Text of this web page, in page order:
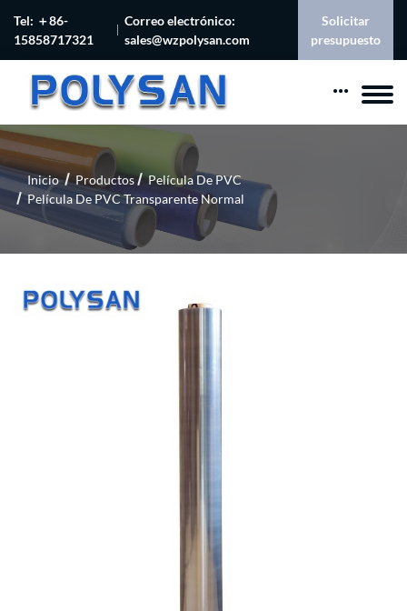
Tel: ＋86-
15858717321
Correo electrónico:
sales@wzpolysan.com
Solicitar
presupuesto
Inicio Productos
Película De PVC
Película De PVC Transparente Normal